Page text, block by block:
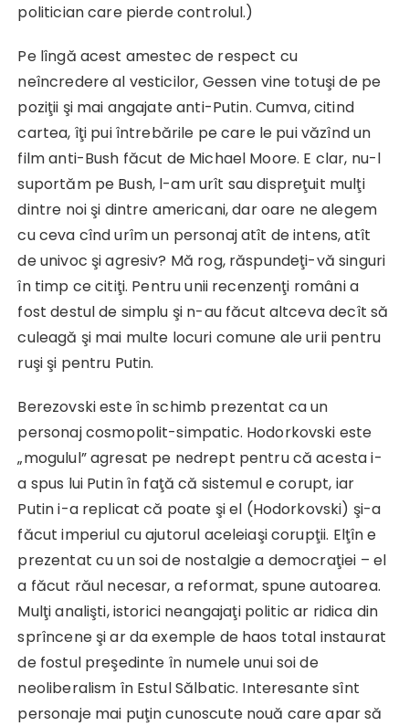
politician care pierde controlul.)
Pe lîngă acest amestec de respect cu
neîncredere al vesticilor, Gessen vine totuşi de pe
poziţii şi mai angajate anti-Putin. Cumva, citind
cartea, îţi pui întrebările pe care le pui văzînd un
film anti-Bush făcut de Michael Moore. E clar, nu-l
suportăm pe Bush, l-am urît sau dispreţuit mulţi
dintre noi şi dintre americani, dar oare ne alegem
cu ceva cînd urîm un personaj atît de intens, atît
de univoc şi agresiv? Mă rog, răspundeţi-vă singuri
în timp ce citiţi. Pentru unii recenzenţi români a
fost destul de simplu şi n-au făcut altceva decît să
culeagă şi mai multe locuri comune ale urii pentru
ruşi şi pentru Putin.
Berezovski este în schimb prezentat ca un
personaj cosmopolit-simpatic. Hodorkovski este
„mogulul” agresat pe nedrept pentru că acesta i-
a spus lui Putin în faţă că sistemul e corupt, iar
Putin i-a replicat că poate şi el (Hodorkovski) şi-a
făcut imperiul cu ajutorul aceleiaşi corupţii. Elţîn e
prezentat cu un soi de nostalgie a democraţiei – el
a făcut răul necesar, a reformat, spune autoarea.
Mulţi analişti, istorici neangajaţi politic ar ridica din
sprîncene şi ar da exemple de haos total instaurat
de fostul preşedinte în numele unui soi de
neoliberalism în Estul Sălbatic. Interesante sînt
personaje mai puţin cunoscute nouă care apar să